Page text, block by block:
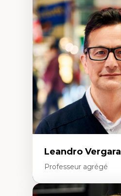
Art
Anti-discrimination
Décolonisation de
recherche, des
et syndicales
Pluralisme
francophonie
Culture
Politiques culturelles
Vivre ensemble
Anti-racisme
Anti-sexisme
Pratiques non
Leandro
Professeur agrégé